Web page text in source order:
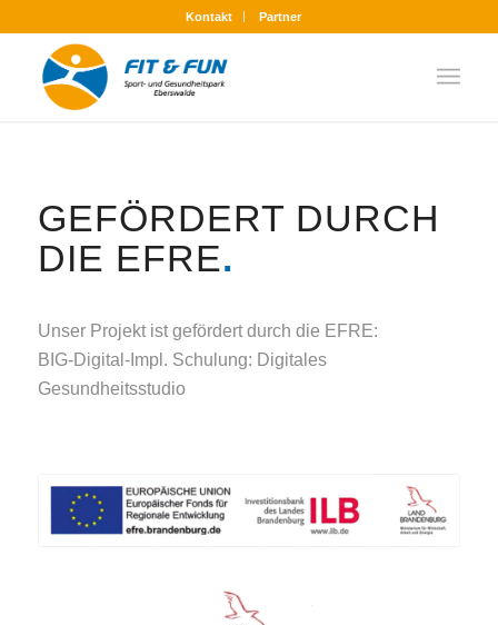
Kontakt Partner
GEFÖRDERT DURCH
DIE EFRE.
Unser Projekt ist gefördert durch die EFRE:
BIG-Digital-Impl. Schulung: Digitales
Gesundheitsstudio